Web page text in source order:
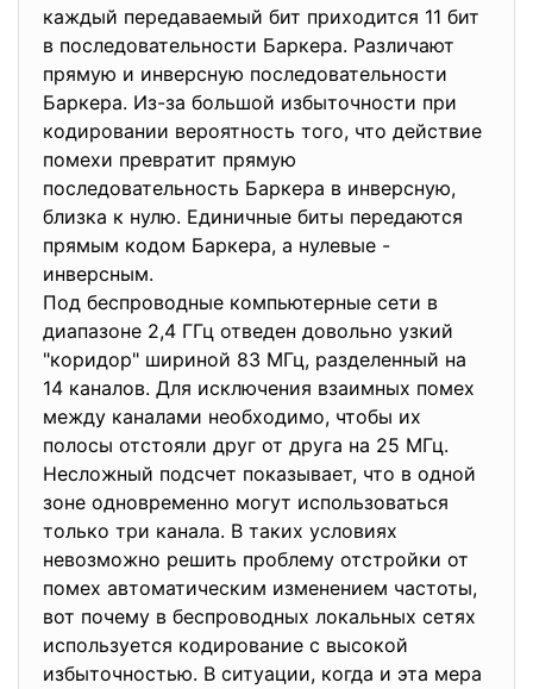
каждый передаваемый бит приходится 11 бит
в последовательности Баркера. Различают
прямую и инверсную последовательности
Баркера. Из-за большой избыточности при
кодировании вероятность того, что действие
помехи превратит прямую
последовательность Баркера в инверсную,
близка к нулю. Единичные биты передаются
прямым кодом Баркера, а нулевые -
инверсным.
Под беспроводные компьютерные сети в
диапазоне 2,4 ГГц отведен довольно узкий
"коридор" шириной 83 МГц, разделенный на
14 каналов. Для исключения взаимных помех
между каналами необходимо, чтобы их
полосы отстояли друг от друга на 25 МГц.
Несложный подсчет показывает, что в одной
зоне одновременно могут использоваться
только три канала. В таких условиях
невозможно решить проблему отстройки от
помех автоматическим изменением частоты,
вот почему в беспроводных локальных сетях
используется кодирование с высокой
избыточностью. В ситуации, когда и эта мера